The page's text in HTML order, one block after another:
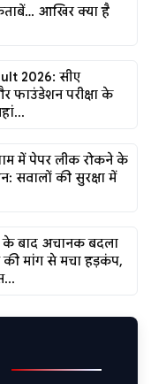
आखिर क्या है
2026: सीए
फाउंडेशन परीक्षा के
में पेपर लीक रोकने के
सवालों की सुरक्षा में
के बाद अचानक बदला
मांग से मचा हड़कंप,